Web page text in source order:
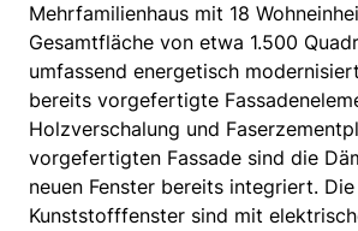
Mehrfamilienhaus mit 18
Gesamtfläche von etwa 1.500
umfassend energetisch
bereits vorgefertigte
Holzverschalung und
vorgefertigten Fassade sind die
neuen Fenster bereits integriert. Die
Kunststofffenster sind mit